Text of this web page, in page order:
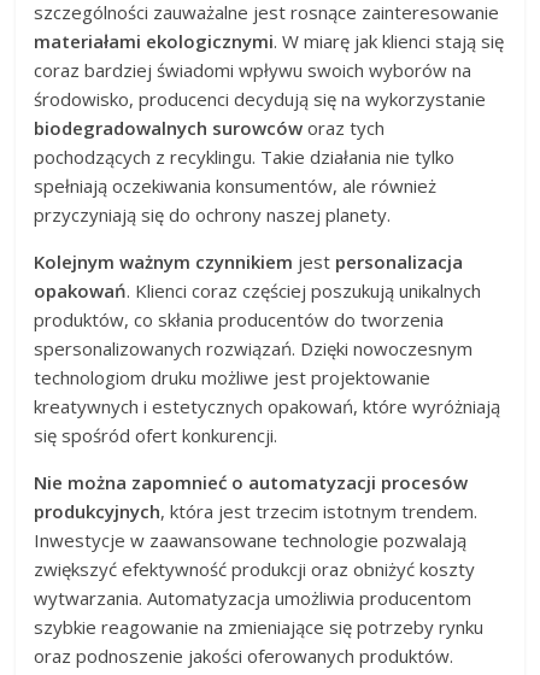
szczególności zauważalne jest rosnące zainteresowanie
materiałami ekologicznymi. W miarę jak klienci stają się
coraz bardziej świadomi wpływu swoich wyborów na
środowisko, producenci decydują się na wykorzystanie
biodegradowalnych surowców oraz tych
pochodzących z recyklingu. Takie działania nie tylko
spełniają oczekiwania konsumentów, ale również
przyczyniają się do ochrony naszej planety.
Kolejnym ważnym czynnikiem jest personalizacja
opakowań. Klienci coraz częściej poszukują unikalnych
produktów, co skłania producentów do tworzenia
spersonalizowanych rozwiązań. Dzięki nowoczesnym
technologiom druku możliwe jest projektowanie
kreatywnych i estetycznych opakowań, które wyróżniają
się spośród ofert konkurencji.
Nie można zapomnieć o automatyzacji procesów
produkcyjnych, która jest trzecim istotnym trendem.
Inwestycje w zaawansowane technologie pozwalają
zwiększyć efektywność produkcji oraz obniżyć koszty
wytwarzania. Automatyzacja umożliwia producentom
szybkie reagowanie na zmieniające się potrzeby rynku
oraz podnoszenie jakości oferowanych produktów.